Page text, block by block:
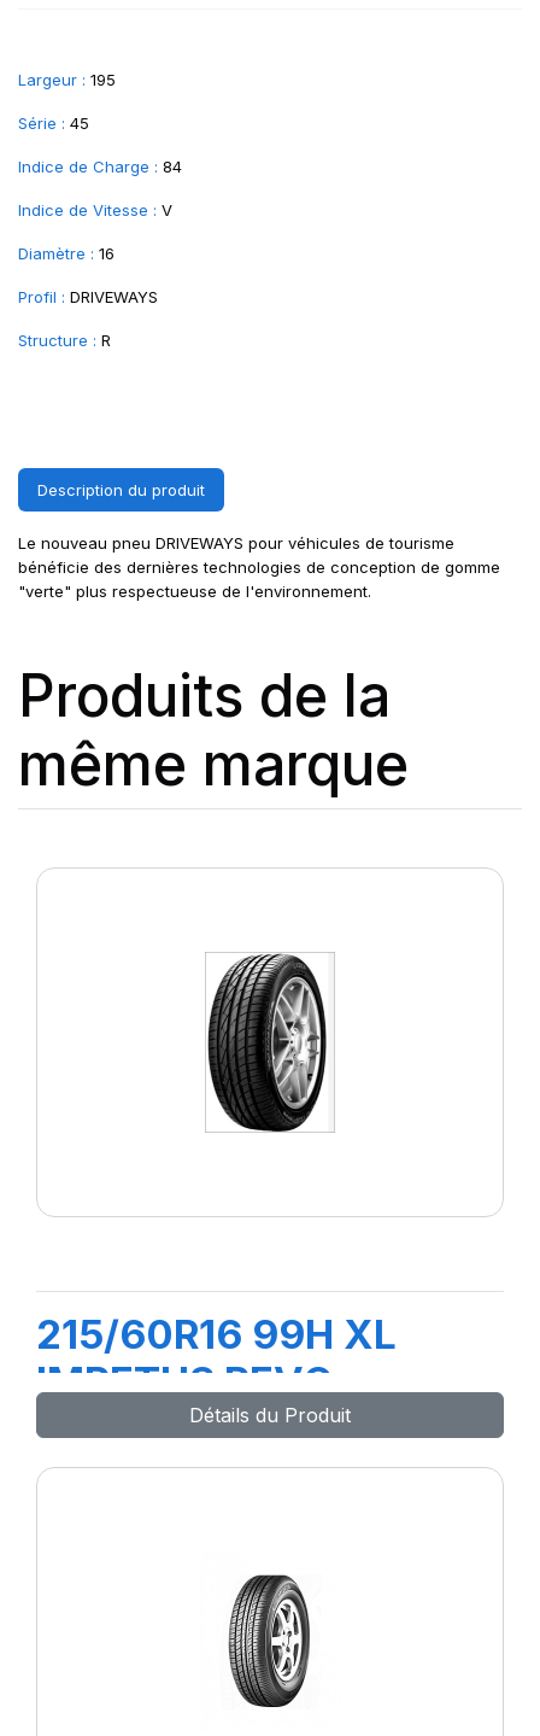
Largeur : 195
Série : 45
Indice de Charge : 84
Indice de Vitesse : V
Diamètre : 16
Profil : DRIVEWAYS
Structure : R
Description du produit
Le nouveau pneu DRIVEWAYS pour véhicules de tourisme
bénéficie des dernières technologies de conception de gomme
"verte" plus respectueuse de l'environnement.
Produits de la
même marque
215/60R16 99H XL
IMPETUS REVO
Détails du Produit